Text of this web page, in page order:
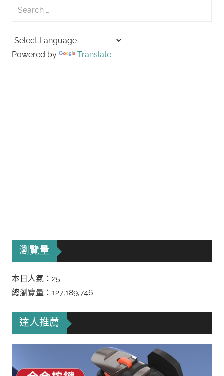
Search
Powered by Translate
瀏覽量
本日人氣：25
總瀏覽量：127,189,746
達人推薦